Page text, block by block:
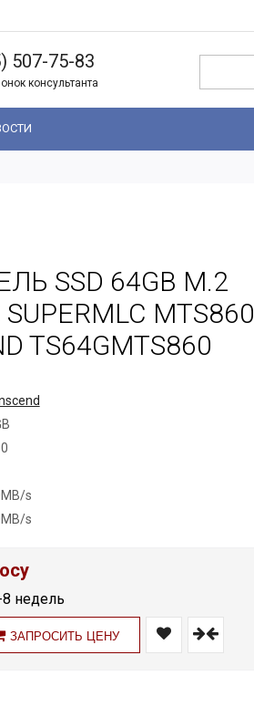
507-75-83
консультанта
SSD 64GB M.2
MTS860
TS64GMTS860
s
s
недель
ЗАПРОСИТЬ ЦЕНУ